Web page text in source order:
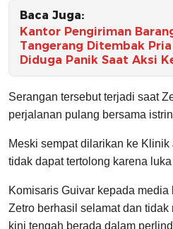
Baca Juga:
Kantor Pengiriman
Tangerang Ditembak
Diduga Panik Saat Aksi
Serangan tersebut terjadi saat
perjalanan pulang bersama
Meski sempat dilarikan ke
tidak dapat tertolong karena
Komisaris Guivar kepada
Zetro berhasil selamat dan
kini tengah berada dalam